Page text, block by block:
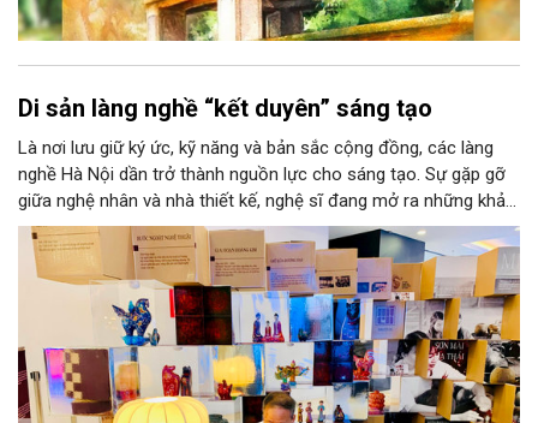
Di sản làng nghề “kết duyên” sáng tạo
Là nơi lưu giữ ký ức, kỹ năng và bản sắc cộng đồng, các làng
nghề Hà Nội dần trở thành nguồn lực cho sáng tạo. Sự gặp gỡ
giữa nghệ nhân và nhà thiết kế, nghệ sĩ đang mở ra những khả
năng phát triển mới cho thủ công đương đại trên nền tảng di
sản. Từ những cuộc “kết duyên” đầy cảm hứng ấy, Hà Nội đang
khơi thông mạch ngầm của hệ sinh thái thủ công, biến vốn cổ
thành động lực bền vững cho tương lai.